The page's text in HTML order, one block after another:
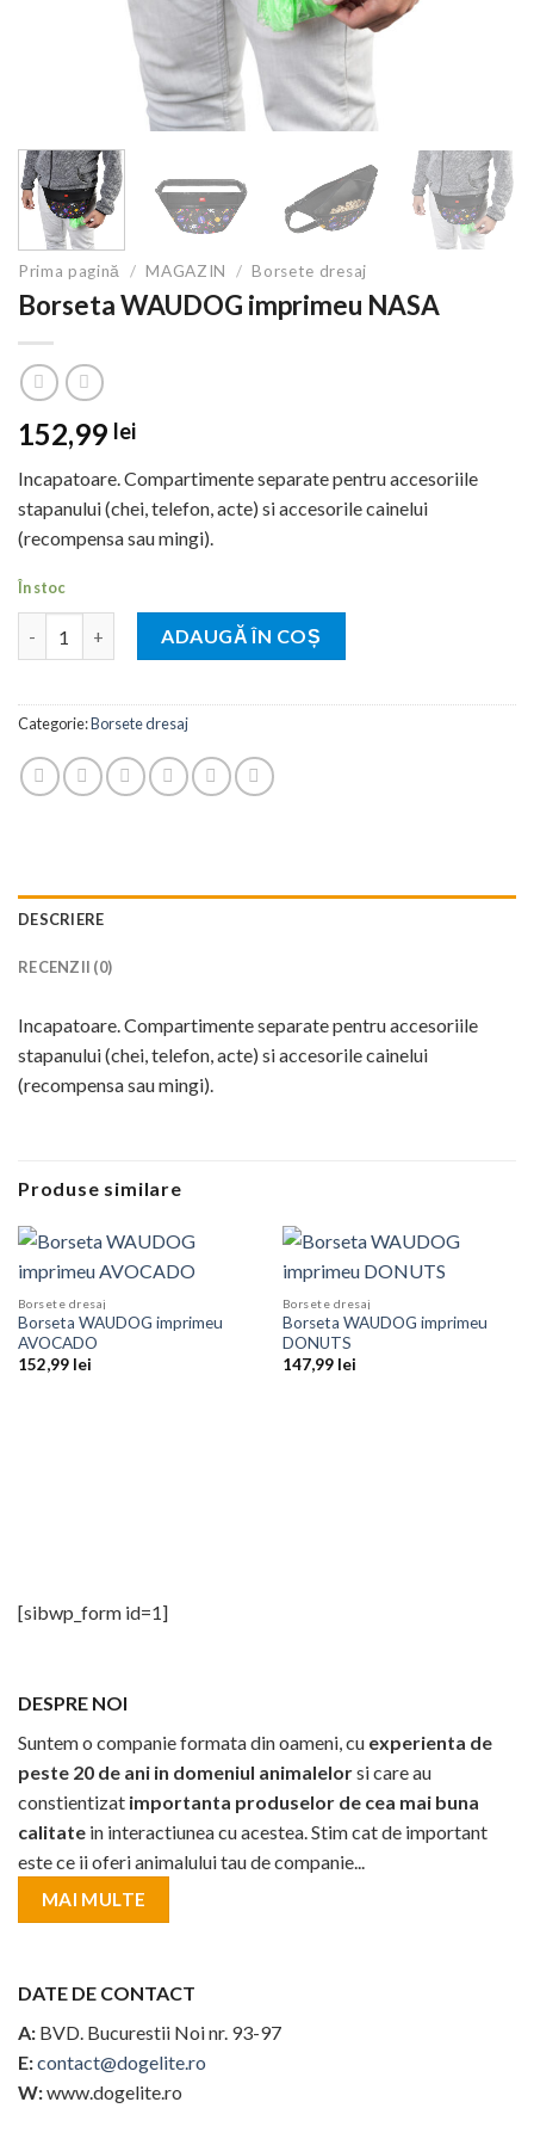
Prima pagină / MAGAZIN / Borsete dresaj
Borseta WAUDOG imprimeu NASA
152,99 lei
Incapatoare. Compartimente separate pentru accesoriile
stapanului (chei, telefon, acte) si accesorile cainelui
(recompensa sau mingi).
În stoc
Cantitate Borseta WAUDOG imprimeu NASA
ADAUGĂ ÎN COȘ
Categorie:Borsete dresaj
DESCRIERE
RECENZII (0)
Incapatoare. Compartimente separate pentru accesoriile
stapanului (chei, telefon, acte) si accesorile cainelui
(recompensa sau mingi).
Produse similare
Borsete dresaj
Borseta WAUDOG imprimeu
AVOCADO
152,99 lei
Borsete dresaj
Borseta WAUDOG imprimeu
DONUTS
147,99 lei
[sibwp_form id=1]
DESPRE NOI
Suntem o companie formata din oameni, cu experienta de
peste 20 de ani in domeniul animalelorsi care au
constientizat importanta produselor de cea mai buna
calitate in interactiunea cu acestea. Stim cat de important
este ce ii oferi animalului tau de companie...
MAI MULTE
DATE DE CONTACT
A: BVD. Bucurestii Noi nr. 93-97
E:contact@dogelite.ro
W:www.dogelite.ro